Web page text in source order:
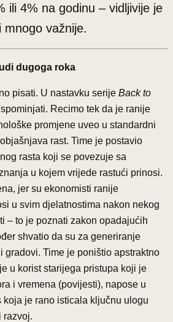
ili 4% na godinu – vidljivije je
važnije.
dugoga roka
pisati. U nastavku serije Back to
Recimo tek da je ranije
promjene uveo u standardni
rast. Time je postavio
rasta koji se povezuje sa
u kojem vrijede rastući prinosi.
jer su ekonomisti ranije
u svim djelatnostima nakon nekog
– to je poznati zakon opadajućih
shvatio da su za generiranje
gradovi. Time je poništio apstraktno
u korist starijega pristupa koji je
i vremena (povijesti), napose u
koja je rano isticala ključnu ulogu
razvoj.